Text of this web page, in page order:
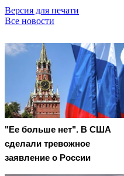
Версия для печати
Все новости
"Ее больше нет". В США
сделали тревожное
заявление о России